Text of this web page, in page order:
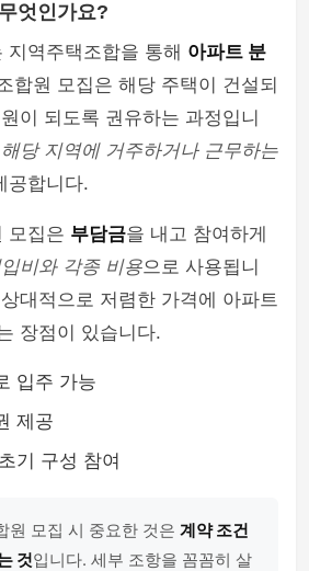
엇인가요?
지역주택조합을 통해 아파트 분
합원 모집은 해당 주택이 건설되
이 되도록 권유하는 과정입니
해당 지역에 거주하거나 근무하는
공합니다.
모집은 부담금을 내고 참여하게
비와 각종 비용으로 사용됩니
대적으로 저렴한 가격에 아파트
장점이 있습니다.
입주 가능
제공
기 구성 참여
원 모집 시 중요한 것은 계약 조건
것입니다. 세부 조항을 꼼꼼히 살